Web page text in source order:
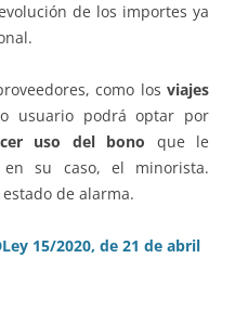
de los importes ya
como los viajes
usuario podrá optar por
uso del bono que le
su caso, el minorista.
de alarma.
15/2020, de 21 de abril